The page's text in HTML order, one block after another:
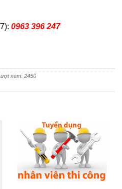
0963 396 247
xem: 2450